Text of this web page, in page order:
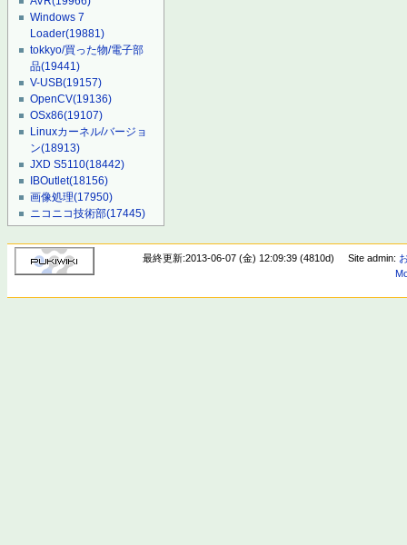
Windows 7
Loader(19881)
tokkyo/買った物/電子部
品(19441)
V-USB(19157)
OpenCV(19136)
OSx86(19107)
Linuxカーネル/バージョ
ン(18913)
JXD S5110(18442)
IBOutlet(18156)
画像処理(17950)
ニコニコ技術部(17445)
最終更新:2013-06-07 (金) 12:09:39 (4810d) Site admin: